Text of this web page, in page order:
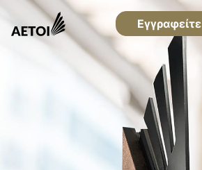
Εγγραφείτε